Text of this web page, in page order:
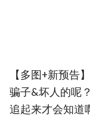
【多图+新预告
骗子&坏人的呢
追起来才会知道